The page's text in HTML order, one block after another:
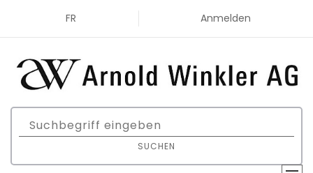
FR Anmelden
SUCHEN